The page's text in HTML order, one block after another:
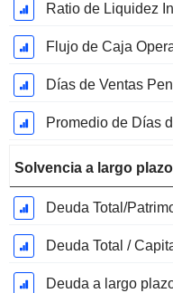
Ratio de Liquidez
Promedio de Días
Solvencia a largo plazo
Deuda Total/
Deuda Total /
Deuda a largo